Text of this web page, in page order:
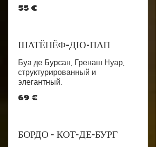
55 €
ШАТЁНЁФ-ДЮ-ПАП
Буа де Бурсан, Гренаш Нуар,
структурированный и
элегантный.
69 €
БОРДО - КОТ-ДЕ-БУРГ